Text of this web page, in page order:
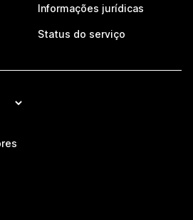
Informações jurídicas
Status do serviço